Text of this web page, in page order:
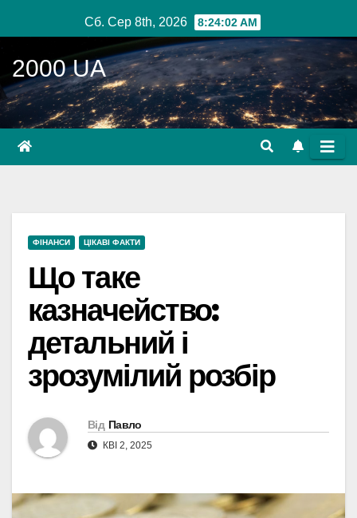
до
вмісту
Сб. Сер 8th, 2026 8:24:03 AM
2000 UA
ФІНАНСИ ЦІКАВІ ФАКТИ
Що таке
казначейство:
детальний і
зрозумілий розбір
Від Павло
КВІ 2, 2025